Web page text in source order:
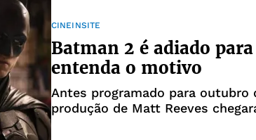
CINEINSITE
Batman 2 é adiado
entenda o motivo
Antes programado para outubro
produção de Matt Reeves